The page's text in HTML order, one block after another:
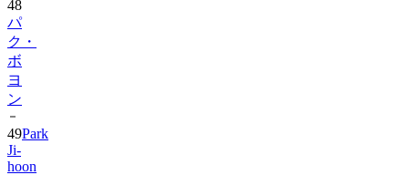
48
パ
ク・
ボ
ヨ
ン
49Park
Ji-
hoon